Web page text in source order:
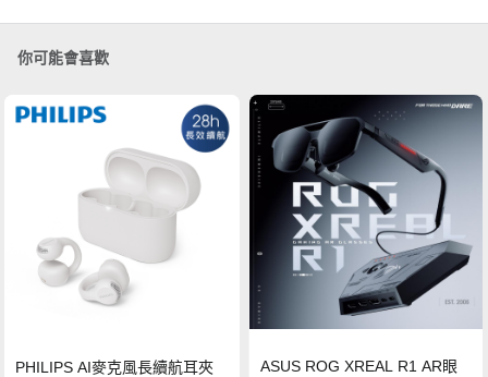
你可能會喜歡
PHILIPS AI麥克風長續航耳夾
ASUS ROG XREAL R1 AR眼